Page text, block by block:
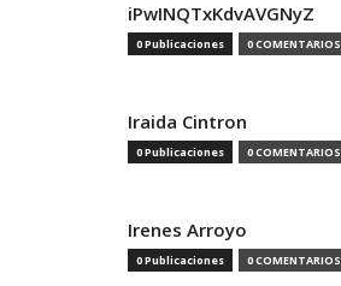
iPwINQTxKdvAVGNyZ
0 Publicaciones 0 COMENTARIOS
Iraida Cintron
0 Publicaciones 0 COMENTARIOS
Irenes Arroyo
0 Publicaciones 0 COMENTARIOS